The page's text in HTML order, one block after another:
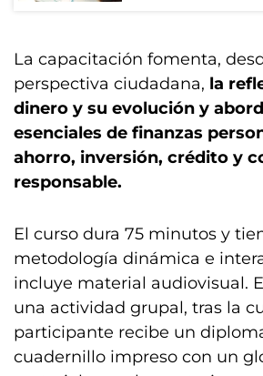
La capacitación fomenta,
perspectiva ciudadana, la
dinero y su evolución y
esenciales de finanzas
ahorro, inversión, crédito y
responsable.
El curso dura 75 minutos y
metodología dinámica e
incluye material audiovisual.
una actividad grupal, tras la
participante recibe un
cuadernillo impreso con un